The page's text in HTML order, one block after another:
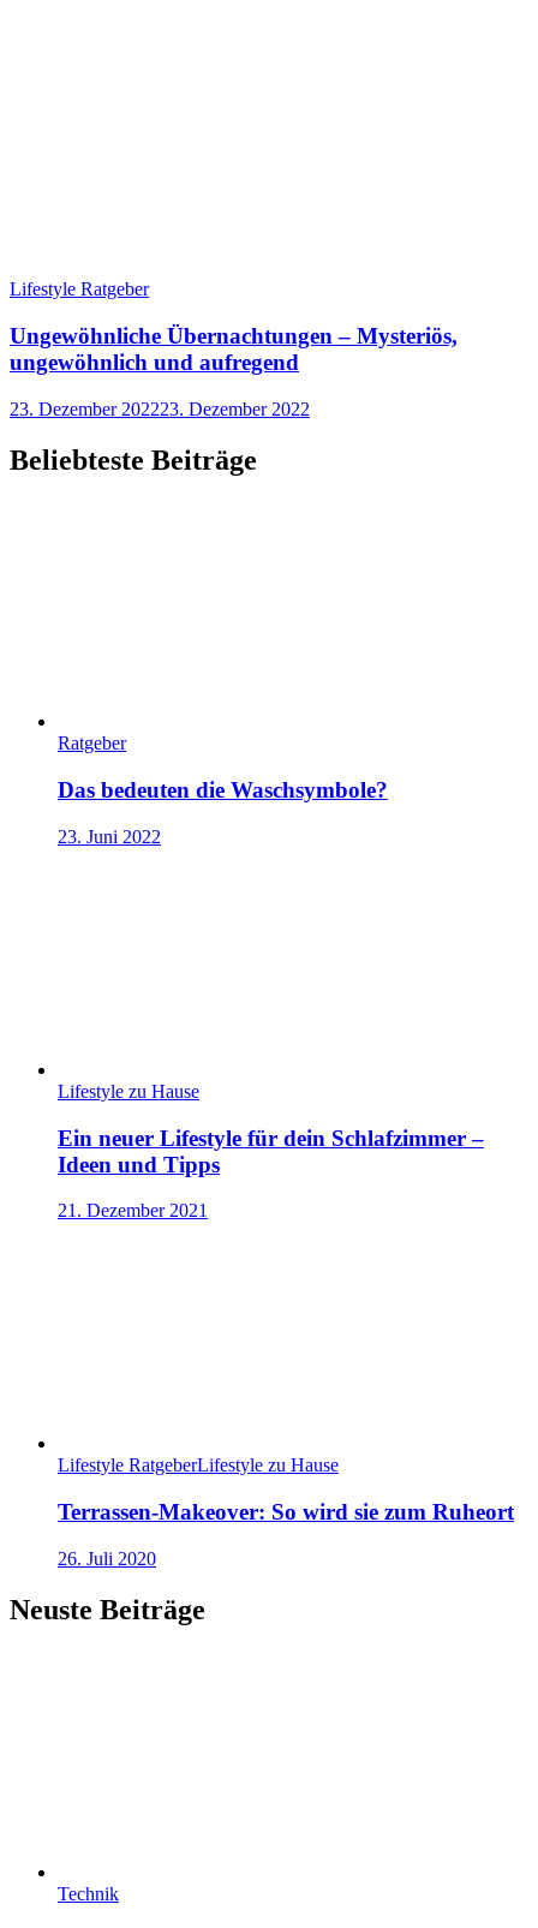
Lifestyle Ratgeber
Ungewöhnliche Übernachtungen – Mysteriös,
ungewöhnlich und aufregend
23. Dezember 202223. Dezember 2022
Beliebteste Beiträge
Ratgeber
Das bedeuten die Waschsymbole?
23. Juni 2022
Lifestyle zu Hause
Ein neuer Lifestyle für dein Schlafzimmer –
Ideen und Tipps
21. Dezember 2021
Lifestyle RatgeberLifestyle zu Hause
Terrassen-Makeover: So wird sie zum Ruheort
26. Juli 2020
Neuste Beiträge
Technik